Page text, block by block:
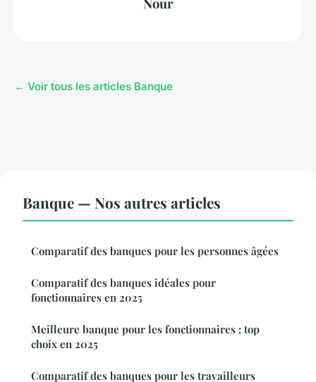
← Voir tous les articles Banque
Banque — Nos autres articles
Comparatif des banques pour les personnes âgées
Comparatif des banques idéales pour
fonctionnaires en 2025
Meilleure banque pour les fonctionnaires : top
choix en 2025
Comparatif des banques pour les travailleurs